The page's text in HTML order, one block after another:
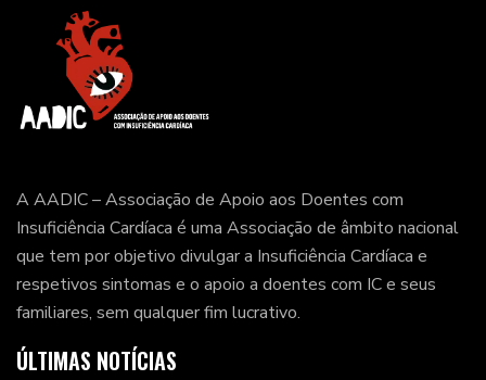
A AADIC – Associação de Apoio aos Doentes com
Insuficiência Cardíaca é uma Associação de âmbito nacional
que tem por objetivo divulgar a Insuficiência Cardíaca e
respetivos sintomas e o apoio a doentes com IC e seus
familiares, sem qualquer fim lucrativo.
ÚLTIMAS NOTÍCIAS